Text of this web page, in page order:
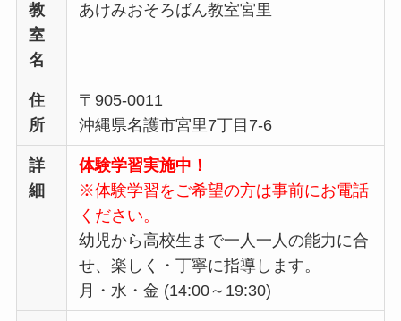
教
室
名
あけみおそろばん教室宮里
住
所
〒905-0011
沖縄県名護市宮里7丁目7-6
詳
細
体験学習実施中！
※体験学習をご希望の方は事前にお電話
ください。
幼児から高校生まで一人一人の能力に合
せ、楽しく・丁寧に指導します。
月・水・金 (14:00～19:30)